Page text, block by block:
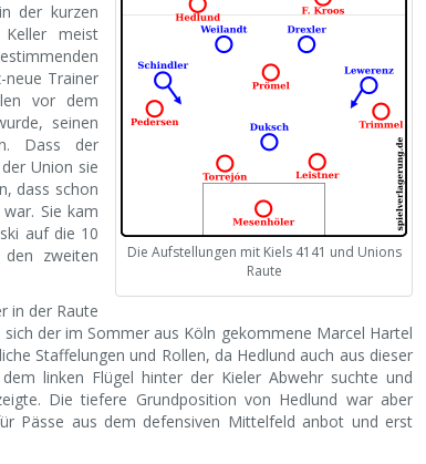
Die Aufstellungen mit Kiels 4141 und Unions
Raute
der kurzen
meist
Trainer
vor dem
seinen
Dass der
Union sie
dass schon
Sie kam
auf die 10
zweiten
in der Raute
der im Sommer aus Köln gekommene Marcel Hartel
Staffelungen und Rollen, da Hedlund auch aus dieser
linken Flügel hinter der Kieler Abwehr suchte und
Die tiefere Grundposition von Hedlund war aber
Pässe aus dem defensiven Mittelfeld anbot und erst